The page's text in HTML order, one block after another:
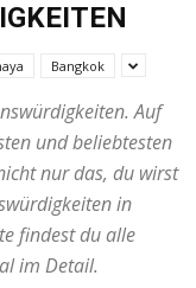
Bangkok
Auf
und beliebtesten
nur das, du wirst
in
findest du alle
im Detail.